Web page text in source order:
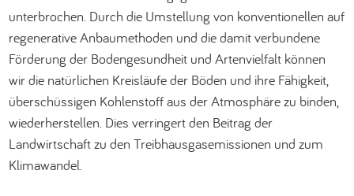
unterbrochen. Durch die Umstellung von konventionellen auf
regenerative Anbaumethoden und die damit verbundene
Förderung der Bodengesundheit und Artenvielfalt können
wir die natürlichen Kreisläufe der Böden und ihre Fähigkeit,
überschüssigen Kohlenstoff aus der Atmosphäre zu binden,
wiederherstellen. Dies verringert den Beitrag der
Landwirtschaft zu den Treibhausgasemissionen und zum
Klimawandel.